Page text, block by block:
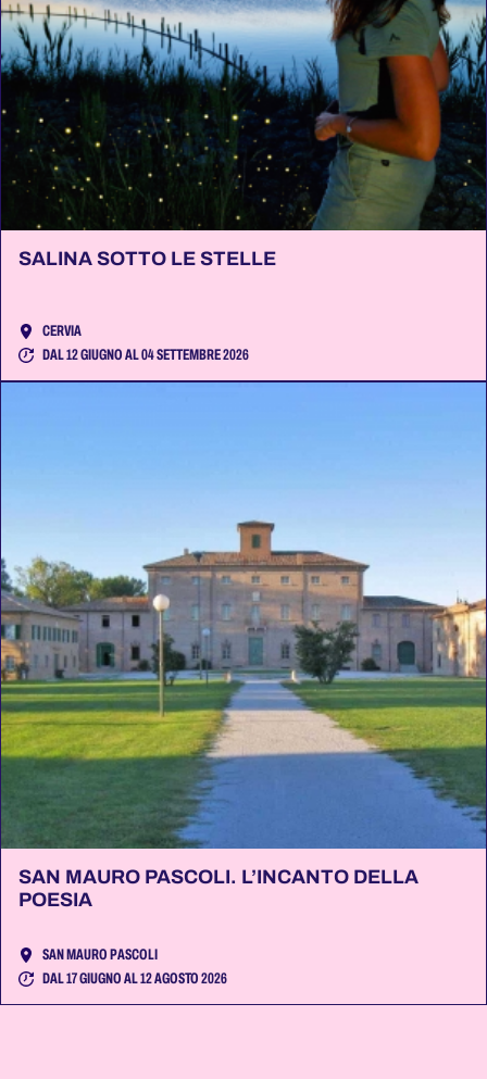
SALINA SOTTO LE STELLE
CERVIA
DAL 12 GIUGNO AL 04 SETTEMBRE 2026
SAN MAURO PASCOLI. L’INCANTO DELLA
POESIA
SAN MAURO PASCOLI
DAL 17 GIUGNO AL 12 AGOSTO 2026